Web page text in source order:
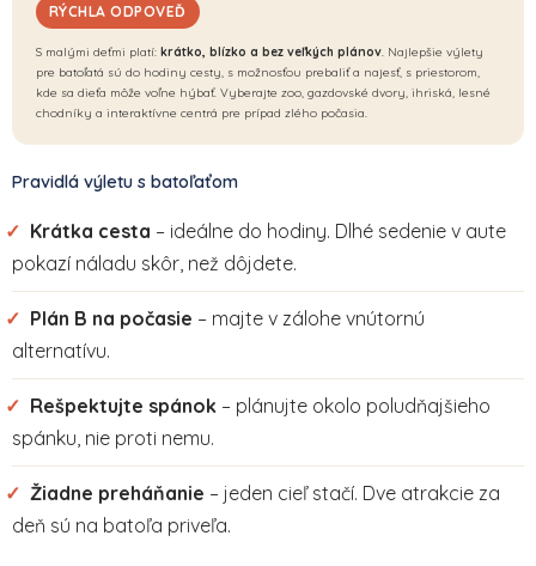
RÝCHLA ODPOVEĎ
S malými deťmi platí: krátko, blízko a bez veľkých plánov . Najlepšie výlety
pre batoľatá sú do hodiny cesty, s možnosťou prebaliť a najesť, s priestorom,
kde sa dieťa môže voľne hýbať. Vyberajte zoo, gazdovské dvory, ihriská, lesné
chodníky a interaktívne centrá pre prípad zlého počasia.
Pravidlá výletu s batoľaťom
✓ Krátka cesta – ideálne do hodiny. Dlhé sedenie v aute
pokazí náladu skôr, než dôjdete.
✓ Plán B na počasie – majte v zálohe vnútornú
alternatívu.
✓ Rešpektujte spánok – plánujte okolo poludňajšieho
spánku, nie proti nemu.
✓ Žiadne preháňanie – jeden cieľ stačí. Dve atrakcie za
deň sú na batoľa priveľa.